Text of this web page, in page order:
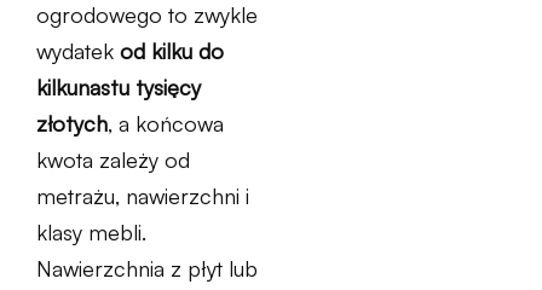
ogrodowego to zwykle
wydatek od kilku do
kilkunastu tysięcy
złotych, a końcowa
kwota zależy od
metrażu, nawierzchni i
klasy mebli.
Nawierzchnia z płyt lub